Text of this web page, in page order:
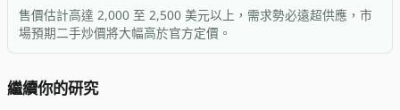
售價估計高達 2,000 至 2,500 美元以上，需求勢必遠超供應，市
場預期二手炒價將大幅高於官方定價。
繼續你的研究